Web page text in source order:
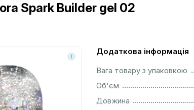
Spark Builder gel 02
Додаткова інформація
Вага товару з упаковкою
Об'єм
Довжина